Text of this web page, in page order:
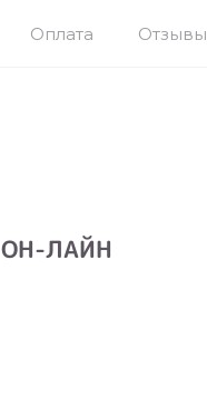
Оплата Отзывы
ОН-ЛАЙН